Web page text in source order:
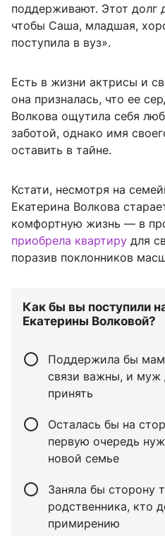
поддерживают. Этот долг
чтобы Саша, младшая,
поступила в вуз».
Есть в жизни актрисы и
она призналась, что ее
Волкова ощутила себя
заботой, однако имя
оставить в тайне.
Кстати, несмотря на
Екатерина Волкова
комфортную жизнь — в
приобрела квартиру для
поразив поклонников
Как бы вы поступили
Екатерины Волковой?
Поддержила бы
связи важны, и муж
принять
Осталась бы на
первую очередь
новой семье
Заняла бы сторону
родственника, кто
примирению